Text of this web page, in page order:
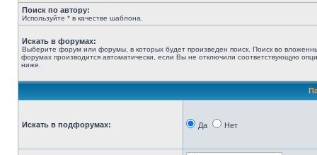
Поиск по автору:
Используйте * в качестве шаблона.
Искать в форумах:
Выберите форум или форумы, в которых будет произведен поиск. Поиск во
форумах производится автоматически, если Вы не отключили соответствующую
ниже.
Искать в подфорумах: Да Нет